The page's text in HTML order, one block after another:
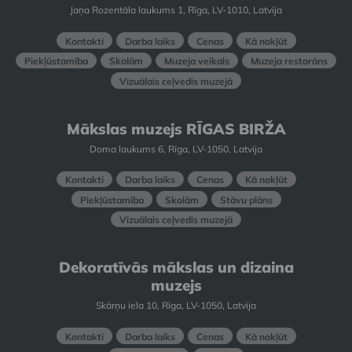
Jaņa Rozentāla laukums 1, Rīga, LV-1010, Latvija
Kontakti Darba laiks Cenas
Kā nokļūt
Piekļūstamība
Skolām Muzeja veikals
Muzeja restorāns
Vizuālais ceļvedis muzejā
Mākslas muzejs RĪGAS BIRŽA
Doma laukums 6, Rīga, LV-1050, Latvija
Kontakti Darba laiks Cenas
Kā nokļūt
Piekļūstamība
Skolām
Stāvu plāns
Vizuālais ceļvedis muzejā
Dekoratīvās mākslas un dizaina
muzejs
Skārņu iela 10, Rīga, LV-1050, Latvija
Kontakti Darba laiks Cenas
Kā nokļūt